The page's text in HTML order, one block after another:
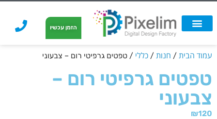
הזמן עכשיו
עמוד הבית / חנות / כללי / טפטים גרפיטי רום – צבעוני
טפטים גרפיטי רום –
צבעוני
₪120